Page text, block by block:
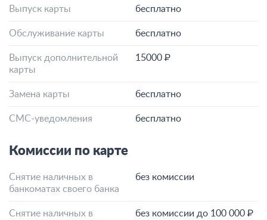
Выпуск карты бесплатно
Обслуживание карты бесплатно
Выпуск дополнительной
карты
15000 ₽
Замена карты бесплатно
СМС-уведомления бесплатно
Комиссии по карте
Снятие наличных в
банкоматах своего банка
без комиссии
Снятие наличных в
без комиссии до 100 000 ₽